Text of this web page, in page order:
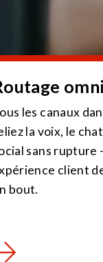
les canaux
la voix, le
sans rupture
client
bout.